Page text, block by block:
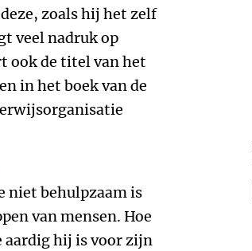
zoals hij het zelf
veel nadruk op
ook de titel van het
in het boek van de
niet behulpzaam is
van mensen. Hoe
aardig hij is voor zijn